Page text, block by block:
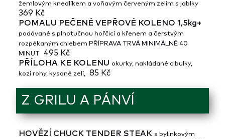
žemlovým knedlíkem a voňavým červeným zelím s jablky
369 Kč
POMALU PEČENÉ VEPŘOVÉ KOLENO 1,5kg+
podávané s plnotučnou hořčicí a křenem a čerstvým
rozpékaným chlebem PŘÍPRAVA TRVÁ MINIMÁLNĚ 40
MINUT
495 Kč
PŘÍLOHA KE KOLENU okurky, nakládané cibulky,
kozí rohy, kysané zelí,
85 Kč
Z GRILU A PÁNVÍ
HOVĚZÍ CHUCK TENDER STEAK s bylinkovým